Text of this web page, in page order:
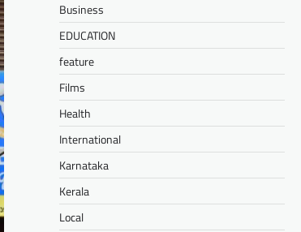
Business
EDUCATION
feature
Films
Health
International
Karnataka
Kerala
Local